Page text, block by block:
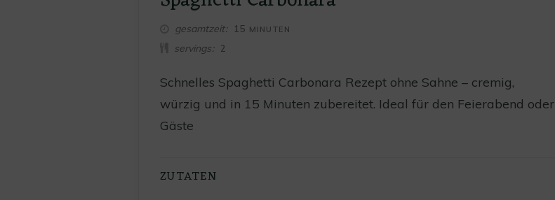
gesamtzeit 15 MINUTEN
MINUTEN
servings 2
Schnelles Spaghetti Carbonara Rezept ohne Sahne – cremig,
würzig und in 15 Minuten zubereitet. Ideal für den Feierabend oder
Gäste
ZUTATEN